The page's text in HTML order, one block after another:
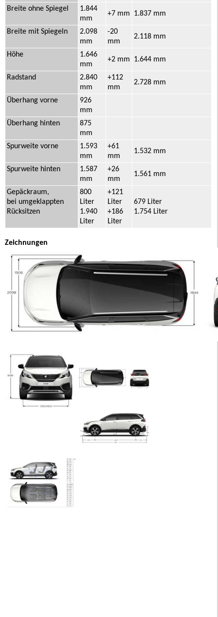
Breite ohne Spiegel
1.844
mm
+7 mm 1.837 mm
Breite mit Spiegeln
2.098
mm
-20
mm
2.118 mm
Höhe
1.646
mm
+2 mm 1.644 mm
Radstand
2.840
mm
+112
mm
2.728 mm
Überhang vorne
926
mm
Überhang hinten
875
mm
Spurweite vorne
1.593
mm
+61
mm
1.532 mm
Spurweite hinten
1.587
mm
+26
mm
1.561 mm
Gepäckraum,
bei umgeklappten
Rücksitzen
800
Liter
1.940
Liter
+121
Liter
+186
Liter
679 Liter
1.754 Liter
Zeichnungen